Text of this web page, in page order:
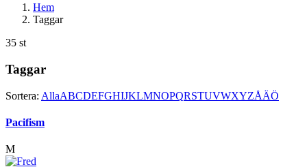
Hem
Taggar
35 st
Taggar
Sortera: AllaABCDEFGHIJKLMNOPQRSTUVWXYZÅÄÖ
Pacifism
M